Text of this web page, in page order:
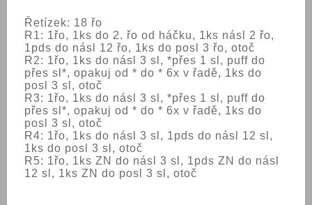
Řetízek: 18 řo
R1: 1řo, 1ks do 2. řo od háčku, 1ks násl 2 řo,
1pds do násl 12 řo, 1ks do posl 3 řo, otoč
R2: 1řo, 1ks do násl 3 sl, *přes 1 sl, puff do
přes sl*, opakuj od * do * 6x v řadě, 1ks do
posl 3 sl, otoč
R3: 1řo, 1ks do násl 3 sl, *přes 1 sl, puff do
přes sl*, opakuj od * do * 6x v řadě, 1ks do
posl 3 sl, otoč
R4: 1řo, 1ks do násl 3 sl, 1pds do násl 12 sl,
1ks do posl 3 sl, otoč
R5: 1řo, 1ks ZN do násl 3 sl, 1pds ZN do násl
12 sl, 1ks ZN do posl 3 sl, otoč